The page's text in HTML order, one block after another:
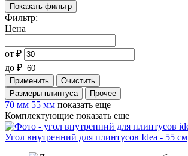
Показать фильтр
Фильтр:
Цена
от ₽
до ₽
Применить
Очистить
Размеры плинтуса
Прочее
70 мм 55 мм показать еще
Комплектующие показать еще
Угол внутренний для плинтусов Idea - 55 см